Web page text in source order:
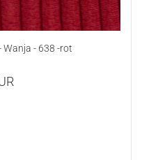
Wanja - 638 -rot